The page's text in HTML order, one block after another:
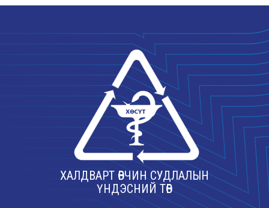
ХАЛДВАРТ ӨВЧИН СУДЛАЛЫН
ҮНДЭСНИЙ ТӨВ